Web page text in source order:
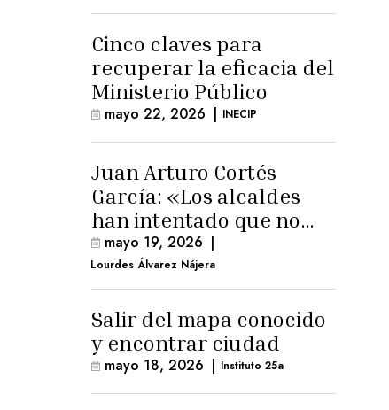
Cinco claves para
recuperar la eficacia del
Ministerio Público
mayo 22, 2026 | INECIP
Juan Arturo Cortés
García: «Los alcaldes
han intentado que no
exista el terreno
comunal»
mayo 19, 2026 |
Lourdes Álvarez Nájera
Salir del mapa conocido
y encontrar ciudad
mayo 18, 2026 | Instituto 25a